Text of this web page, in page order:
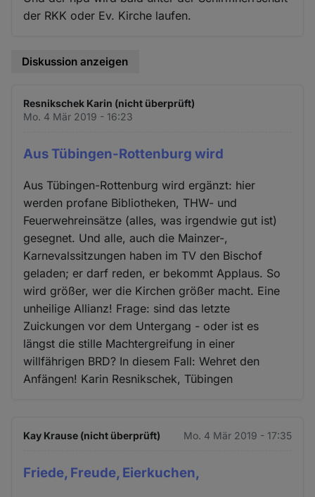
der RKK oder Ev. Kirche laufen.
Diskussion anzeigen
Resnikschek Karin (nicht überprüft)
Mo. 4 Mär 2019 - 16:23
Aus Tübingen-Rottenburg wird
Aus Tübingen-Rottenburg wird ergänzt: hier
werden profane Bibliotheken, THW- und
Feuerwehreinsätze (alles, was irgendwie gut ist)
gesegnet. Und alle, auch die Mainzer-,
Karnevalssitzungen haben im TV den Bischof
geladen; er darf reden, er bekommt Applaus. So
wird größer, wer die Kirchen größer macht. Eine
unheilige Allianz! Frage: sind das letzte
Zuickungen vor dem Untergang - oder ist es
längst die stille Machtergreifung in einer
willfährigen BRD? In diesem Fall: Wehret den
Anfängen! Karin Resnikschek, Tübingen
Kay Krause (nicht überprüft) Mo. 4 Mär 2019 - 17:35
Friede, Freude, Eierkuchen,